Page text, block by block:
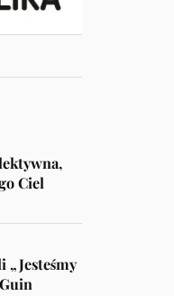
Ciel
„Jesteśmy